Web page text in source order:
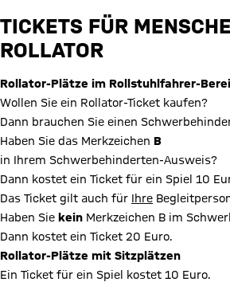
TICKETS FÜR
ROLLATOR
Rollator-Plätze im Rollstuhlfahrer-
Wollen Sie ein Rollator-Ticket kaufen?
Dann brauchen Sie einen
Haben Sie das Merkzeichen B
in Ihrem Schwerbehinderten-Ausweis?
Dann kostet ein Ticket für ein Spiel 10
Das Ticket gilt auch für Ihre
Haben Sie kein Merkzeichen B im
Dann kostet ein Ticket 20 Euro.
Rollator-Plätze mit Sitzplätzen
Ein Ticket für ein Spiel kostet 10 Euro.